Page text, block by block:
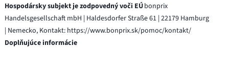
Hospodársky subjekt je zodpovedný voči EÚbonprix
Handelsgesellschaft mbH | Haldesdorfer Straße 61 | 22179 Hamburg
| Nemecko, Kontakt: https://www.bonprix.sk/pomoc/kontakt/
Doplňujúce informácie